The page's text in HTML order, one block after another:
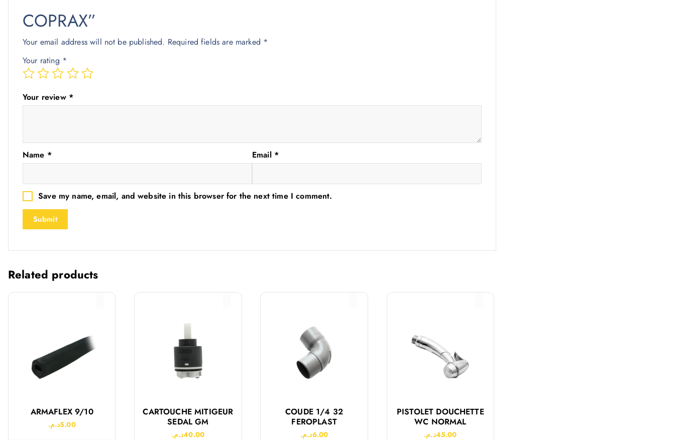
COPRAX”
Your email address will not be published. Required fields are marked *
Your rating *
Your review *
Name * Email *
Save my name, email, and website in this browser for the next time I comment.
Related products
ARMAFLEX 9/10
5.00د.م.
CARTOUCHE MITIGEUR
SEDAL GM
40.00د.م.
COUDE 1/4 32
FEROPLAST
6.00د.م.
PISTOLET DOUCHETTE
WC NORMAL
45.00د.م.